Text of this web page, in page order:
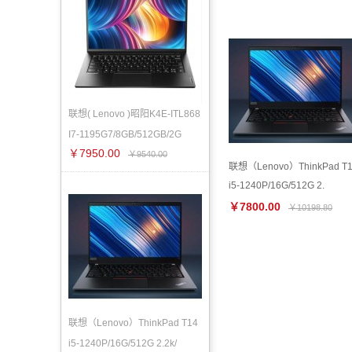
联想( Lenovo )昭阳K4E-ITL868
I7-1195G7/8GB/512GB/2G
￥7950.00 ￥9540.00
联想（Lenovo）ThinkPad T14
i5-1240P/16G/512G 2.2k/
联想（Lenovo）ThinkPad
i5-1240P/16G/512G 2.
￥7800.00 ￥10198.80